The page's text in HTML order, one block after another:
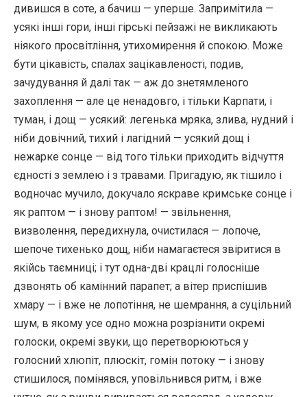
дивишся в соте, а бачиш — уперше. Запримітила —
усякі інші гори, інші гірські пейзажі не викликають
ніякого просвітління, утихомирення й спокою. Може
бути цікавість, спалах зацікавленості, подив,
зачудування й далі так — аж до знетямленого
захоплення — але це ненадовго, і тільки Карпати, і
туман, і дощ — усякий: легенька мряка, злива, нудний і
ніби довічний, тихий і лагідний — усякий дощ і
нежарке сонце — від того тільки приходить відчуття
єдності з землею і з травами. Пригадую, як тішило і
водночас мучило, докучало яскраве кримське сонце і
як раптом — і знову раптом! — звільнення,
визволення, передихнула, очистилася — лопоче,
шепоче тихенько дощ, ніби намагаєтеся звіритися в
якійсь таємниці; і тут одна-дві крацлі голосніше
дзвонять об камінний парапет; а вітер приспішив
хмару — і вже не лопотіння, не шемрання, а суцільний
шум, в якому усе одно можна розрізнити окремі
голоски, окремі звуки, що перетворюються у
голосний хлюпіт, плюскіт, гомін потоку — і знову
стишилося, помінявся, уповільнився ритм, і вже